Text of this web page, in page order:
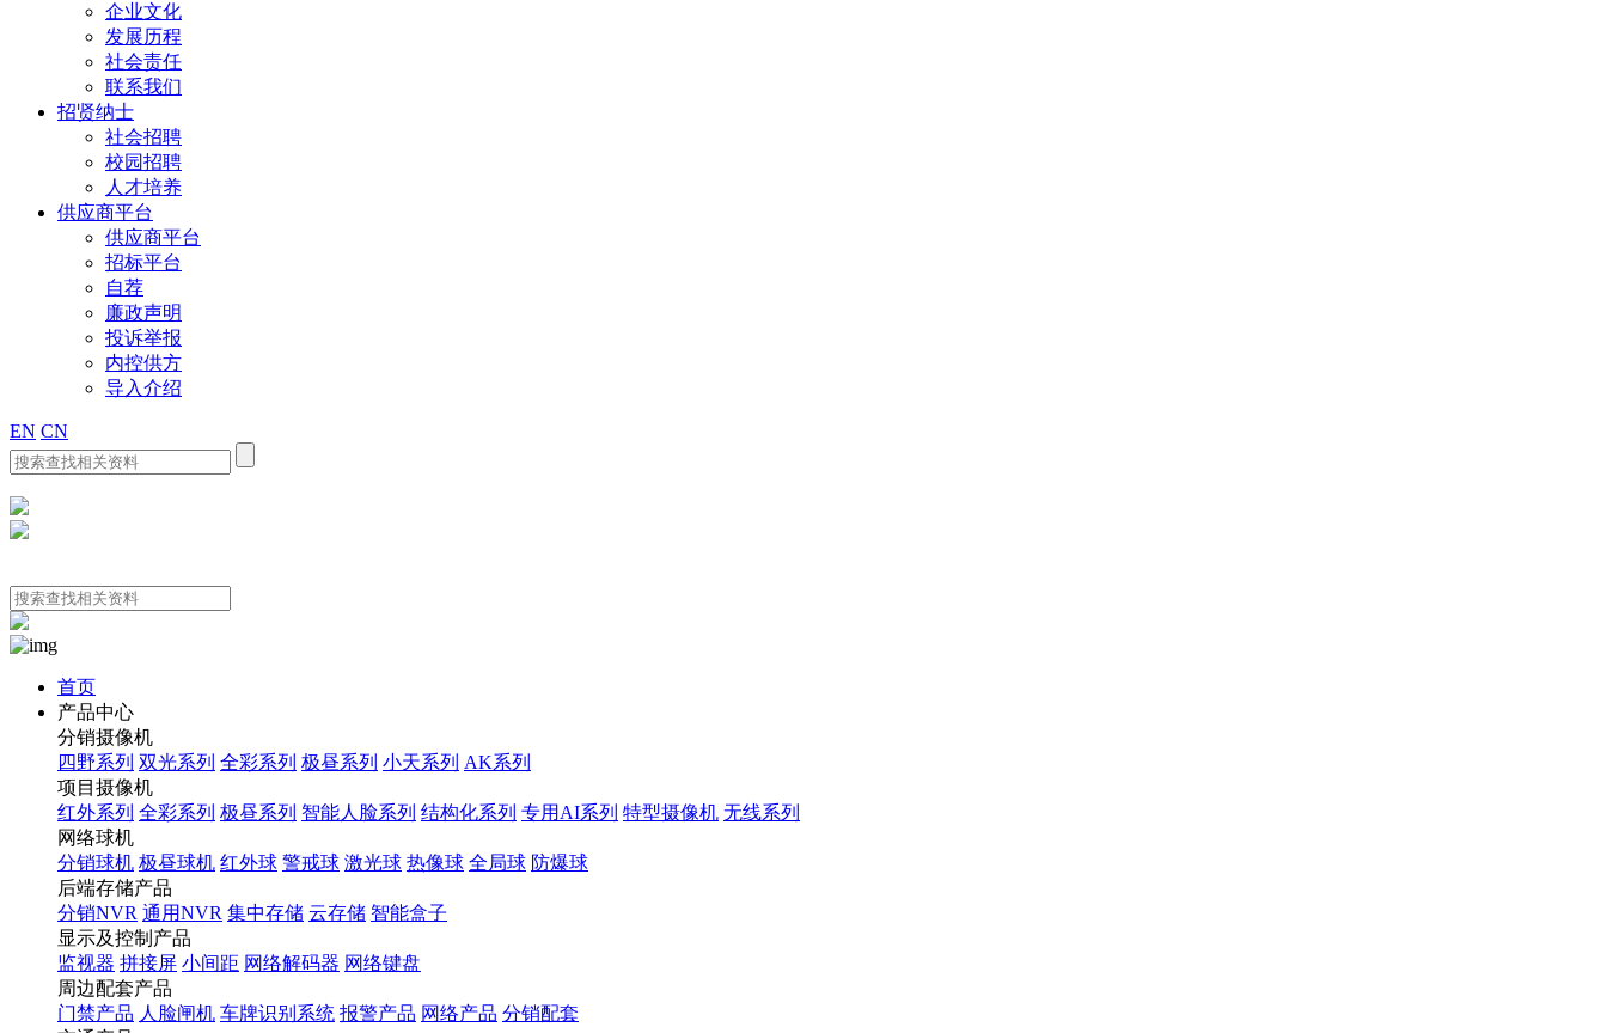
企业文化
发展历程
社会责任
联系我们
招贤纳士
社会招聘
校园招聘
人才培养
供应商平台
供应商平台
招标平台
自荐
廉政声明
投诉举报
内控供方
导入介绍
EN CN
首页
产品中心
分销摄像机
四野系列 双光系列 全彩系列 极昼系列 小天系列 AK系列
项目摄像机
红外系列 全彩系列 极昼系列 智能人脸系列 结构化系列 专用AI系列 特型摄像机 无线系列
网络球机
分销球机 极昼球机 红外球 警戒球 激光球 热像球 全局球 防爆球
后端存储产品
分销NVR 通用NVR 集中存储 云存储 智能盒子
显示及控制产品
监视器 拼接屏 小间距 网络解码器 网络键盘
周边配套产品
门禁产品 人脸闸机 车牌识别系统 报警产品 网络产品 分销配套